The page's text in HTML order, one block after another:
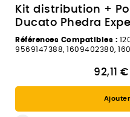
Kit distribution +
Ducato Phedra
Références Compatibles :
9569147388, 1609402380,
92,11 €